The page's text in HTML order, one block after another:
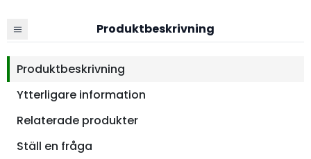
Produktbeskrivning
Produktbeskrivning
Ytterligare information
Relaterade produkter
Ställ en fråga